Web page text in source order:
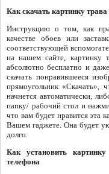
Как скачать картинку
Инструкцию о том, как
качестве обоев или
соответствующей
на нашем сайте, картинку
абсолютно бесплатно и
скачать понравившееся
прямоугольник «Скачать»,
начнется автоматически,
папку/ рабочий стол и
что вам будет нравится эта
Вашем гаджете. Она будет
долго.
Как установить
телефона